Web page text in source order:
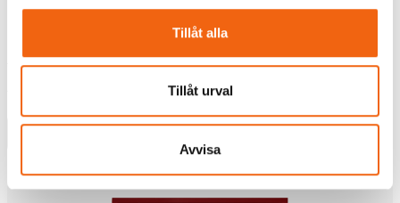
Tillåt alla
Tillåt urval
Avvisa
Parytterdörr Ekenäs Tät
57900 kr
Tillverkningsvara